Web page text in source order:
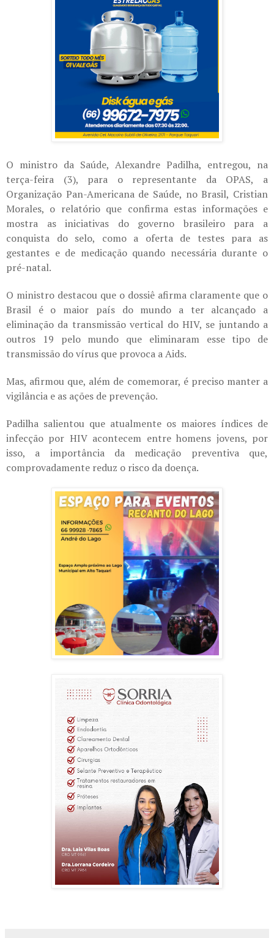
O ministro da Saúde, Alexandre Padilha, entregou, na
terça-feira (3), para o representante da OPAS, a
Organização Pan-Americana de Saúde, no Brasil, Cristian
Morales, o relatório que confirma estas informações e
mostra as iniciativas do governo brasileiro para a
conquista do selo, como a oferta de testes para as
gestantes e de medicação quando necessária durante o
pré-natal.
O ministro destacou que o dossiê afirma claramente que o
Brasil é o maior país do mundo a ter alcançado a
eliminação da transmissão vertical do HIV, se juntando a
outros 19 pelo mundo que eliminaram esse tipo de
transmissão do vírus que provoca a Aids.
Mas, afirmou que, além de comemorar, é preciso manter a
vigilância e as ações de prevenção.
Padilha salientou que atualmente os maiores índices de
infecção por HIV acontecem entre homens jovens, por
isso, a importância da medicação preventiva que,
comprovadamente reduz o risco da doença.